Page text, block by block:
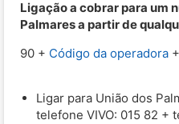
Ligação a cobrar para um
Palmares a partir de
90 + Código da operadora +
Ligar para União dos
telefone VIVO: 015 82 +